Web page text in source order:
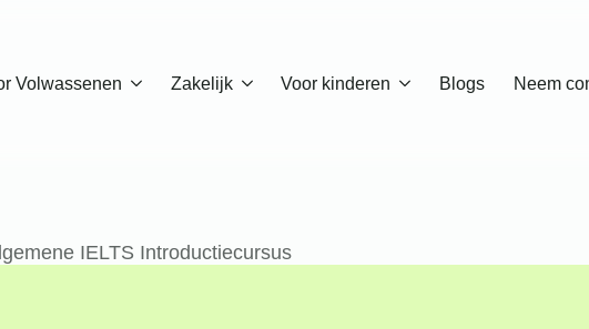
Volwassenen Zakelijk Voor kinderen Blogs Neem
IELTS Introductiecursus